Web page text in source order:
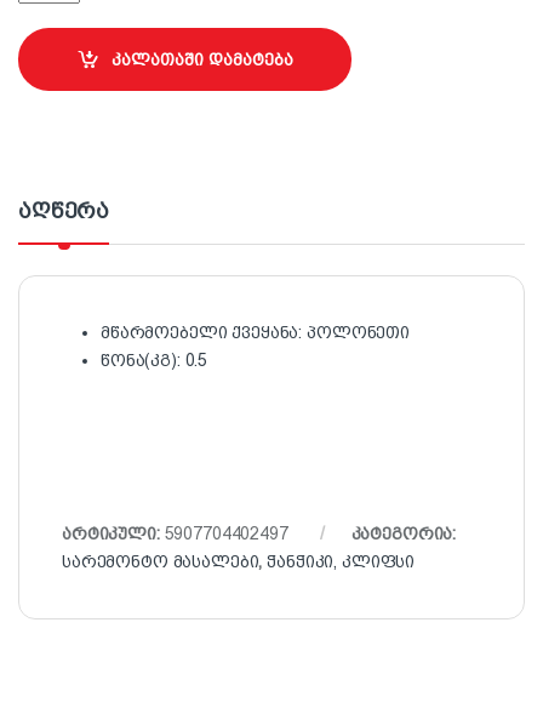
კალათაში დამატება
აღწერა
მწარმოებელი ქვეყანა: პოლონეთი
წონა(კგ): 0.5
არტიკული: 5907704402497
კატეგორია:
სარემონტო მასალები,ჭანჭიკი, კლიფსი